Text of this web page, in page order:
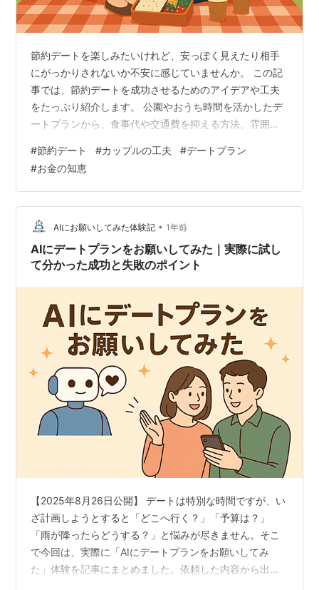
節約デートを楽しみたいけれど、安っぽく見えたり相手
にがっかりされないか不安に感じていませんか。 この記
事では、節約デートを成功させるためのアイデアや工夫
をたっぷり紹介します。 公園やおうち時間を活かしたデ
ートプランから、食事代や交通費を抑える方法、雰囲気
説しています。 この記事を読むことで、お金をかけずに
相手に喜んでもらえるデートができるようになります。
「節約しながら楽しく過ごしたい」と思う方にぴったり
の内容なので、ぜひ最後まで読んでみてくださいね。 節
約デートで楽しめるアイデア7選 節約デートで楽しめる
アイデア7選について紹介します。 公園…
#節約デート #カップルの工夫 #デートプラン
#お金の知恵
AIにお願いしてみた体験記 • 1年前
AIにデートプランをお願いしてみた｜実際に試し
て分かった成功と失敗のポイント
【2025年8月26日公開】 デートは特別な時間ですが、い
ざ計画しようとすると「どこへ行く？」「予算は？」
「雨が降ったらどうする？」と悩みが尽きません。そこ
で今回は、実際に「AIにデートプランをお願いしてみ
た」体験を記事にまとめました。依頼した内容から出力